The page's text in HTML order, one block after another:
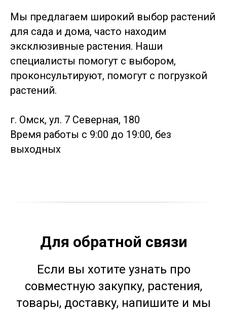
Мы предлагаем широкий выбор растений
для сада и дома, часто находим
эксклюзивные растения. Наши
специалисты помогут с выбором,
проконсультируют, помогут с погрузкой
растений.
г. Омск, ул. 7 Северная, 180
Время работы с 9:00 до 19:00, без
выходных
Для обратной связи
Если вы хотите узнать про
совместную закупку, растения,
товары, доставку, напишите и мы